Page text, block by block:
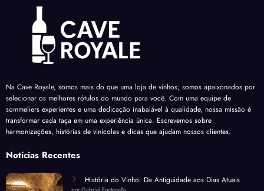
Na Cave Royale, somos mais do que uma loja de vinhos; somos apaixonados por
selecionar os melhores rótulos do mundo para você. Com uma equipe de
sommeliers experientes e uma dedicação inabalável à qualidade, nossa missão é
transformar cada taça em uma experiência única. Escrevemos sobre
harmonizações, histórias de vinícolas e dicas que ajudam nossos clientes.
Notícias Recentes
História do Vinho: Da Antiguidade aos Dias Atuais